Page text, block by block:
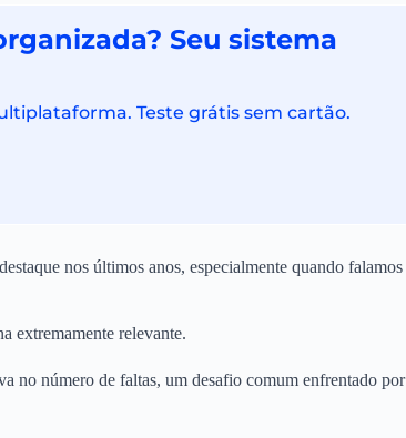
Seu sistema
Teste grátis sem cartão.
nos últimos anos, especialmente quando falamos
extremamente relevante.
no número de faltas, um desafio comum enfrentado por